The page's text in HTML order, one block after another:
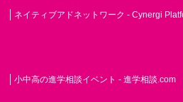
ネイティブアドネットワーク - Cynergi
小中高の進学相談イベント - 進学相談.com